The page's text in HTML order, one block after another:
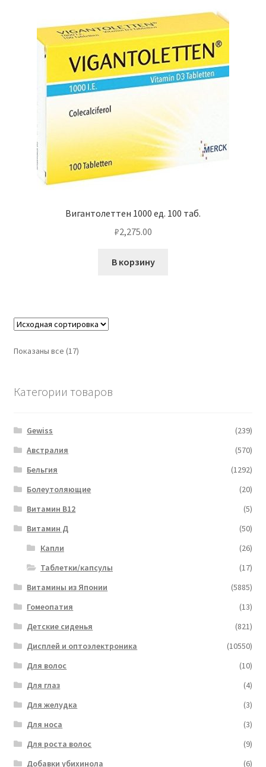
Вигантолеттен 1000 ед. 100 таб.
₽2,275.00
В корзину
Показаны все (17)
Категории товаров
Gewiss
(239)
Австралия
(570)
Бельгия
(1292)
Болеутоляющие
(20)
Витамин B12
(5)
Витамин Д
(50)
Капли
(26)
Таблетки/капсулы
(17)
Витамины из Японии
(5885)
Гомеопатия
(13)
Детские сиденья
(821)
Дисплей и оптоэлектроника
(10550)
Для волос
(10)
Для глаз
(4)
Для желудка
(3)
Для носа
(3)
Для роста волос
(9)
Добавки убихинола
(6)